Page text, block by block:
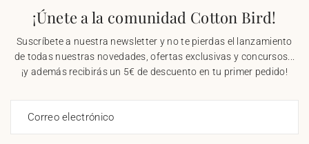
¡Únete a la comunidad Cotton Bird!
Suscríbete a nuestra newsletter y no te pierdas el lanzamiento
de todas nuestras novedades, ofertas exclusivas y concursos...
¡y además recibirás un 5€ de descuento en tu primer pedido!
Correo electrónico